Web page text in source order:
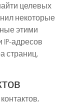
целевых
некоторые
этими
адресов
страниц.